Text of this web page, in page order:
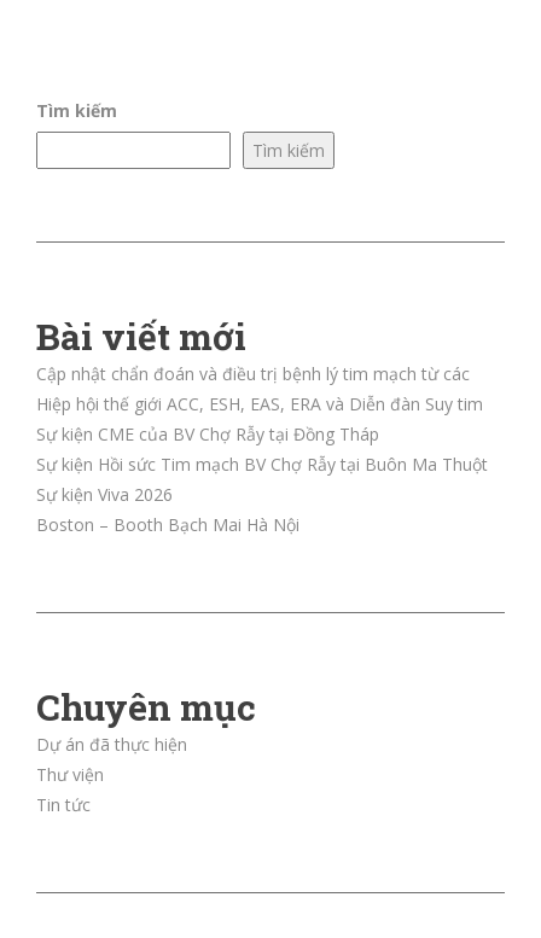
Tìm kiếm
Tìm kiếm
Bài viết mới
Cập nhật chẩn đoán và điều trị bệnh lý tim mạch từ các
Hiệp hội thế giới ACC, ESH, EAS, ERA và Diễn đàn Suy tim
Sự kiện CME của BV Chợ Rẫy tại Đồng Tháp
Sự kiện Hồi sức Tim mạch BV Chợ Rẫy tại Buôn Ma Thuột
Sự kiện Viva 2026
Boston – Booth Bạch Mai Hà Nội
Chuyên mục
Dự án đã thực hiện
Thư viện
Tin tức